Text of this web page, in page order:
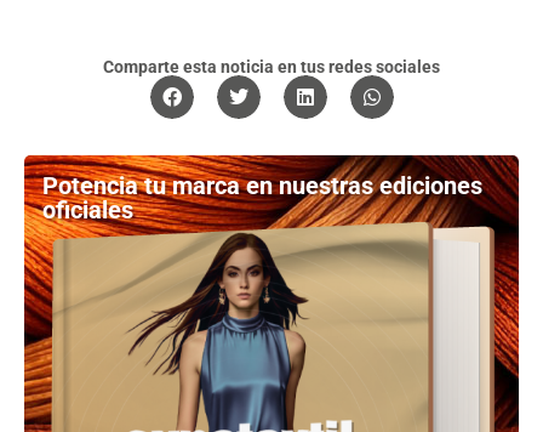
Comparte esta noticia en tus redes sociales
Potencia tu marca en nuestras ediciones
oficiales